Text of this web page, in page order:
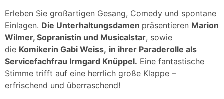
Erleben Sie großartigen Gesang, Comedy und spontane
Einlagen. Die Unterhaltungsdamen präsentieren Marion
Wilmer, Sopranistin und Musicalstar, sowie
die Komikerin Gabi Weiss, in ihrer Paraderolle als
Servicefachfrau Irmgard Knüppel. Eine fantastische
Stimme trifft auf eine herrlich große Klappe –
erfrischend und überraschend!